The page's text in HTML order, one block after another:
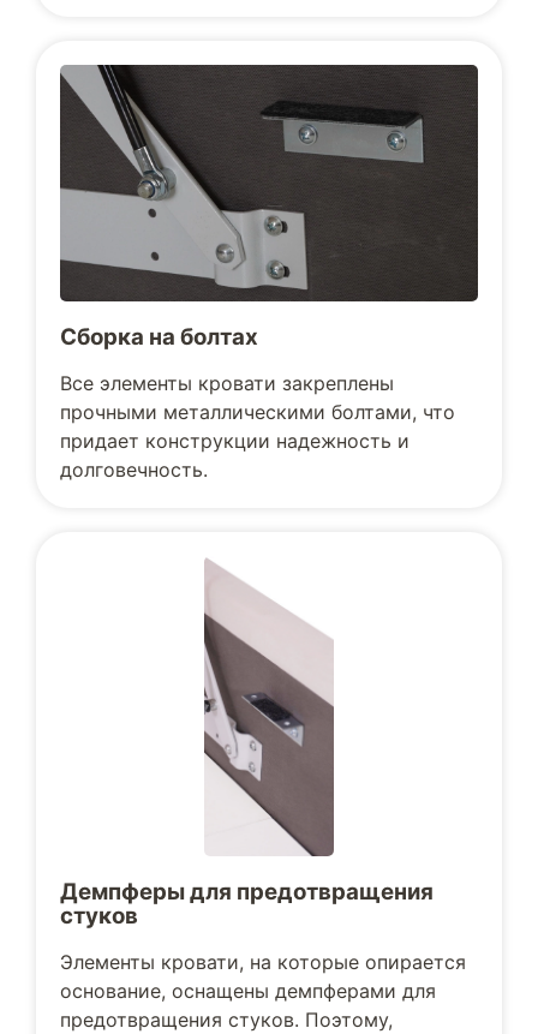
Сборка на болтах
Все элементы кровати закреплены
прочными металлическими болтами, что
придает конструкции надежность и
долговечность.
Демпферы для предотвращения
стуков
Элементы кровати, на которые опирается
основание, оснащены демпферами для
предотвращения стуков. Поэтому,